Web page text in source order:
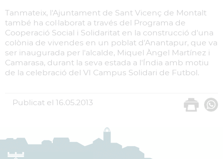
Tanmateix, l'Ajuntament de Sant Vicenç de Montalt
també ha col·laborat a través del Programa de
Cooperació Social i Solidaritat en la construcció d'una
colònia de vivendes en un poblat d'Anantapur, que va
ser inaugurada per l'alcalde, Miquel Àngel Martínez i
Camarasa, durant la seva estada a l'Índia amb motiu
de la celebració del VI Campus Solidari de Futbol.
Publicat el 16.05.2013